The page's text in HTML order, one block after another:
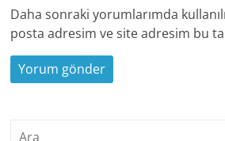
Daha sonraki yorumlarımda
posta adresim ve site adresim bu